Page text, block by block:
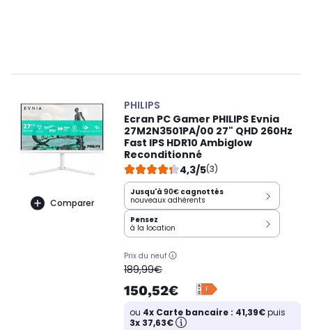
Comparer
PHILIPS
Ecran PC Gamer PHILIPS Evnia
27M2N3501PA/00 27" QHD 260Hz
Fast IPS HDR10 Ambiglow
Reconditionné
4,3/5(3)
Jusqu'à 90€ cagnottés
nouveaux adhérents
Pensez
à la location
Prix du neuf
oldPrice
189,99€
150,52€
ou 4x Carte bancaire : 41,39€puis
3x 37,63€